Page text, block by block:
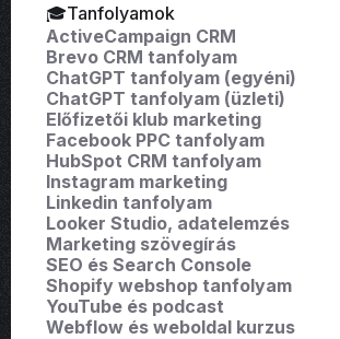
🎓Tanfolyamok
ActiveCampaign CRM
Brevo CRM tanfolyam
ChatGPT tanfolyam (egyéni)
ChatGPT tanfolyam (üzleti)
Előfizetői klub marketing
Facebook PPC tanfolyam
HubSpot CRM tanfolyam
Instagram marketing
Linkedin tanfolyam
Looker Studio, adatelemzés
Marketing szövegírás
SEO és Search Console
Shopify webshop tanfolyam
YouTube és podcast
Webflow és weboldal kurzus